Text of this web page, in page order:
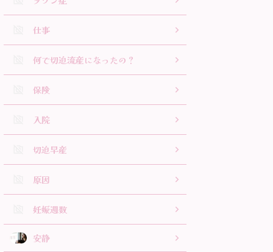
仕事
何で切迫流産になったの？
保険
入院
切迫早産
原因
妊娠週数
安静